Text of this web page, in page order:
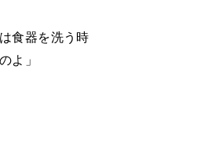
食器を洗う時
よ」